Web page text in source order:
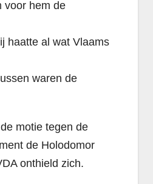
voor hem de
haatte al wat Vlaams
waren de
motie tegen de
de Holodomor
onthield zich.